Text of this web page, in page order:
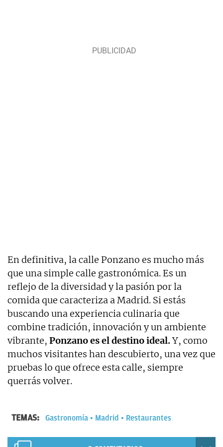
En definitiva, la calle Ponzano es mucho más
que una simple calle gastronómica. Es un
reflejo de la diversidad y la pasión por la
comida que caracteriza a Madrid. Si estás
buscando una experiencia culinaria que
combine tradición, innovación y un ambiente
vibrante, Ponzano es el destino ideal.Y, como
muchos visitantes han descubierto, una vez que
pruebas lo que ofrece esta calle, siempre
querrás volver.
TEMAS: Gastronomía Madrid Restaurantes